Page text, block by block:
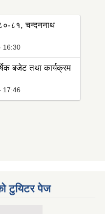
८१, चन्दननाथ
16:30
बजेट तथा कार्यक्रम
17:46
टुयिटर पेज